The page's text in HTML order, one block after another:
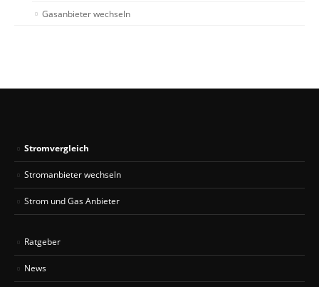
Gasanbieter wechseln
Stromvergleich
Stromanbieter wechseln
Strom und Gas Anbieter
Ratgeber
News